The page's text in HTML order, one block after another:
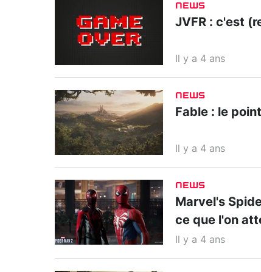
NEWS
JVFR : c'est
Il y a 4 ans
NEWS
Fable : le
Il y a 4 ans
NEWS
Marvel's
ce que l'on
Il y a 4 ans